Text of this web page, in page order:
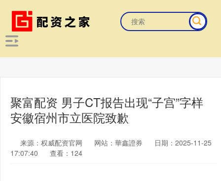
聚富配资 男子CT报告出现“子宫”字样
安徽宿州市立医院致歉
来源：权威配资官网 网站：華鑫證券
日期：2025-11-25
17:07:40
查看：124